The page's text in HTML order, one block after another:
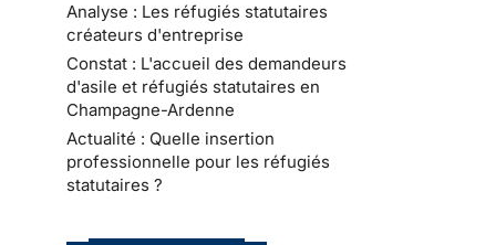
Analyse : Les réfugiés statutaires
créateurs d'entreprise
Constat : L'accueil des demandeurs
d'asile et réfugiés statutaires en
Champagne-Ardenne
Actualité : Quelle insertion
professionnelle pour les réfugiés
statutaires ?